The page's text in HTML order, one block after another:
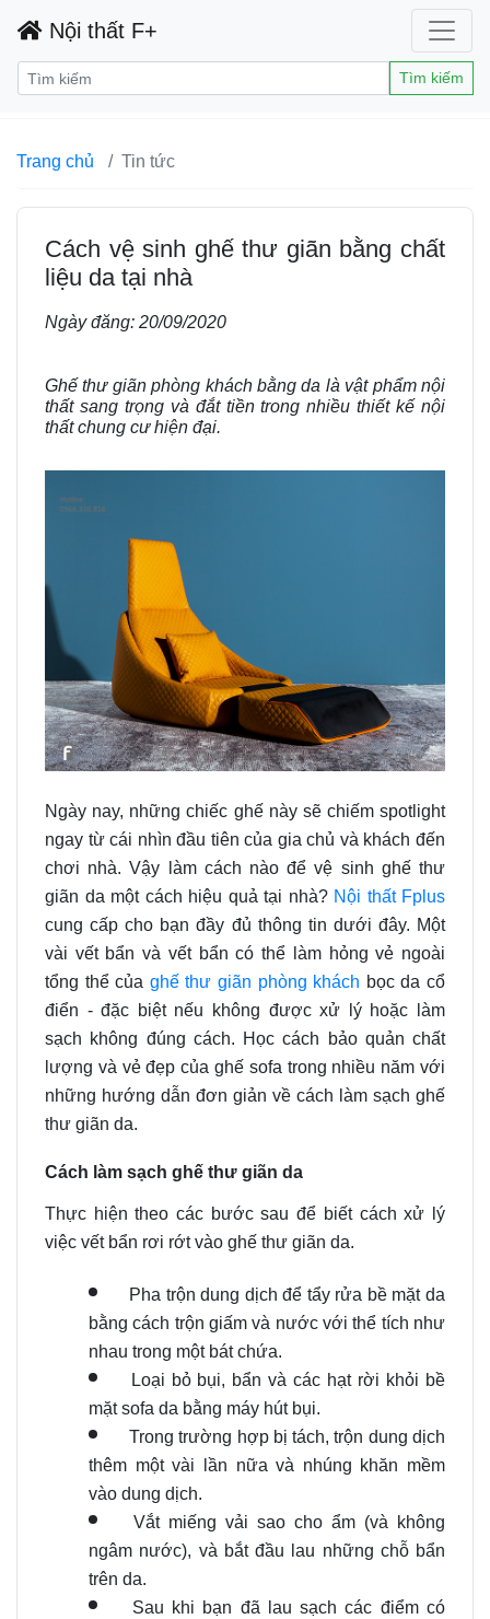
Nội thất F+
Tìm kiếm
Trang chủ Tin tức
Cách vệ sinh ghế thư giãn bằng chất
liệu da tại nhà
Ngày đăng: 20/09/2020
Ghế thư giãn phòng khách bằng da là vật phẩm nội
thất sang trọng và đắt tiền trong nhiều thiết kế nội
thất chung cư hiện đại.
Ngày nay, những chiếc ghế này sẽ chiếm spotlight
ngay từ cái nhìn đầu tiên của gia chủ và khách đến
chơi nhà. Vậy làm cách nào để vệ sinh ghế thư
giãn da một cách hiệu quả tại nhà? Nội thất Fplus
cung cấp cho bạn đầy đủ thông tin dưới đây. Một
vài vết bẩn và vết bẩn có thể làm hỏng vẻ ngoài
tổng thể của ghế thư giãn phòng khách bọc da cổ
điển - đặc biệt nếu không được xử lý hoặc làm
sạch không đúng cách. Học cách bảo quản chất
lượng và vẻ đẹp của ghế sofa trong nhiều năm với
những hướng dẫn đơn giản về cách làm sạch ghế
thư giãn da.
Cách làm sạch ghế thư giãn da
Thực hiện theo các bước sau để biết cách xử lý
việc vết bẩn rơi rớt vào ghế thư giãn da.
Pha trộn dung dịch để tẩy rửa bề mặt da
bằng cách trộn giấm và nước với thể tích như
nhau trong một bát chứa.
Loại bỏ bụi, bẩn và các hạt rời khỏi bề
mặt sofa da bằng máy hút bụi.
Trong trường hợp bị tách, trộn dung dịch
thêm một vài lần nữa và nhúng khăn mềm
vào dung dịch.
Vắt miếng vải sao cho ẩm (và không
ngâm nước), và bắt đầu lau những chỗ bẩn
trên da.
Sau khi bạn đã lau sạch các điểm có